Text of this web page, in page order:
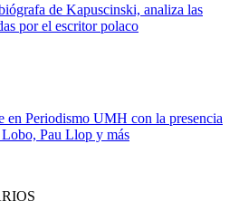
de Kapuscinski, analiza las
por el escritor polaco
en Periodismo UMH con la presencia
Pau Llop y más